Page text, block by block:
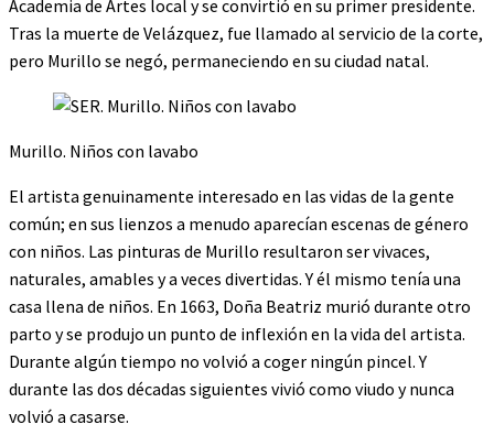
Academia de Artes local y se convirtió en su primer presidente.
Tras la muerte de Velázquez, fue llamado al servicio de la corte,
pero Murillo se negó, permaneciendo en su ciudad natal.
Murillo. Niños con lavabo
El artista genuinamente interesado en las vidas de la gente
común; en sus lienzos a menudo aparecían escenas de género
con niños. Las pinturas de Murillo resultaron ser vivaces,
naturales, amables y a veces divertidas. Y él mismo tenía una
casa llena de niños. En 1663, Doña Beatriz murió durante otro
parto y se produjo un punto de inflexión en la vida del artista.
Durante algún tiempo no volvió a coger ningún pincel. Y
durante las dos décadas siguientes vivió como viudo y nunca
volvió a casarse.